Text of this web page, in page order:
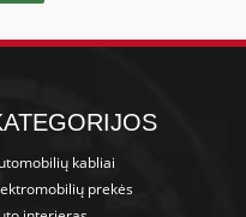
kabliai
prekės